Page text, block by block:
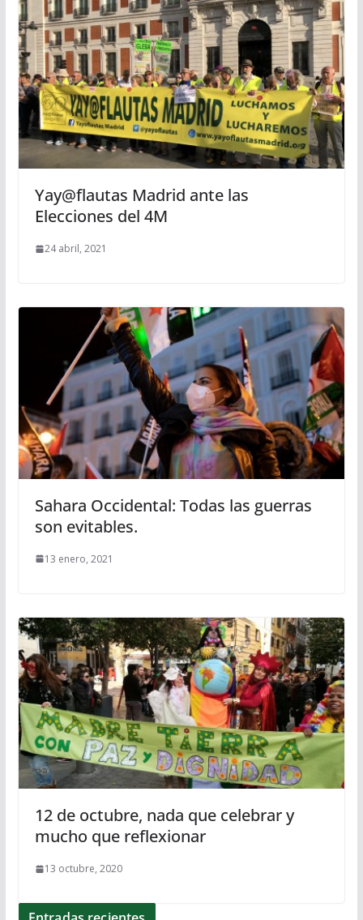
Yay@flautas Madrid ante las
Elecciones del 4M
24 abril, 2021
Sahara Occidental: Todas las guerras
son evitables.
13 enero, 2021
12 de octubre, nada que celebrar y
mucho que reflexionar
13 octubre, 2020